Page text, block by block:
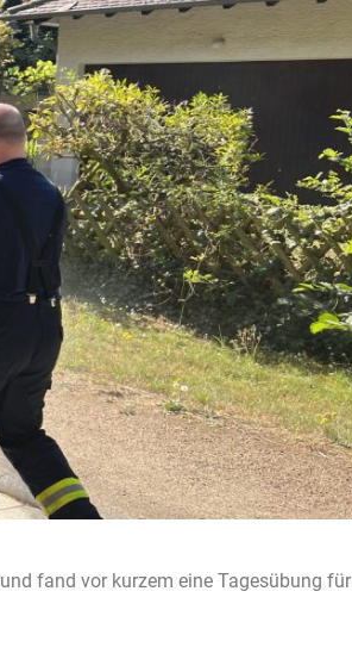
fand vor kurzem eine Tagesübung für